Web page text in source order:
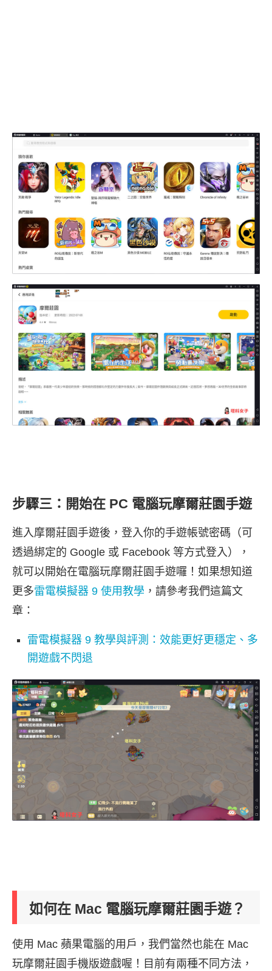
步驟三：開始在 PC 電腦玩摩爾莊園手遊
進入摩爾莊園手遊後，登入你的手遊帳號密碼（可
透過綁定的 Google 或 Facebook 等方式登入），
就可以開始在電腦玩摩爾莊園手遊囉！如果想知道
更多雷電模擬器 9 使用教學 ，請參考我們這篇文
章：
雷電模擬器 9 教學與評測：效能更好更穩定、多
開遊戲不閃退
如何在 Mac 電腦玩摩爾莊園手遊？
使用 Mac 蘋果電腦的用戶，我們當然也能在 Mac
玩摩爾莊園手機版遊戲喔！目前有兩種不同方法，